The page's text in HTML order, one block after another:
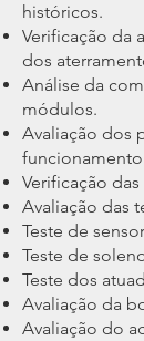
históricos.
Verificação da
dos
Análise da
módulos.
Avaliação dos
Verificação
Avaliação das
Teste de
Teste de
Teste dos
Avaliação da
Avaliação do